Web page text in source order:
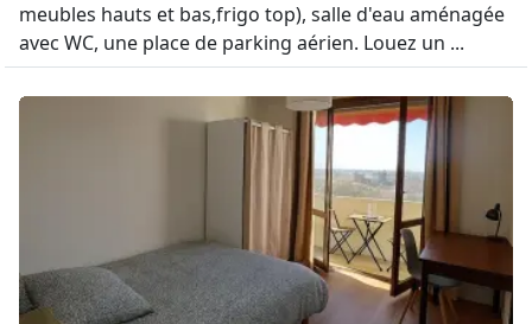
meubles hauts et bas,frigo top), salle d'eau aménagée
avec WC, une place de parking aérien. Louez un ...